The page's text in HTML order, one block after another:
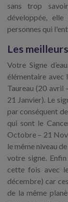
sans trop
développée,
personnes qui
Les
Votre Signe
élémentaire avec
Taureau (20 avril
21 Janvier). Le
par conséquent
qui sont le
Octobre – 21
le même niveau
votre signe.
cette fois avec
décembre) car
de la même